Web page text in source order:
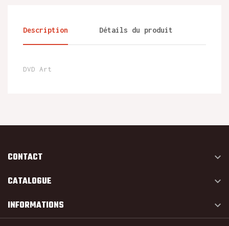
Description Détails du produit
DVD Art
CONTACT 
CATALOGUE 
INFORMATIONS 